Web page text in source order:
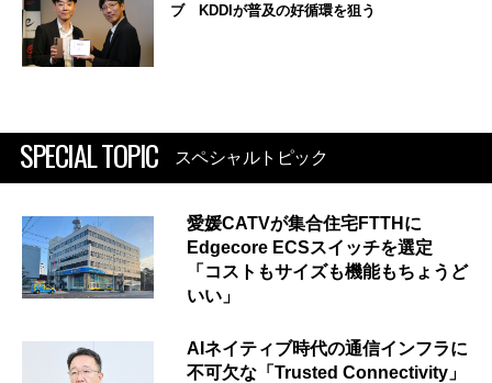
ブ KDDIが普及の好循環を狙う
SPECIAL TOPIC スペシャルトピック
愛媛CATVが集合住宅FTTHに
Edgecore ECSスイッチを選定
「コストもサイズも機能もちょうど
いい」
AIネイティブ時代の通信インフラに
不可欠な「Trusted Connectivity」